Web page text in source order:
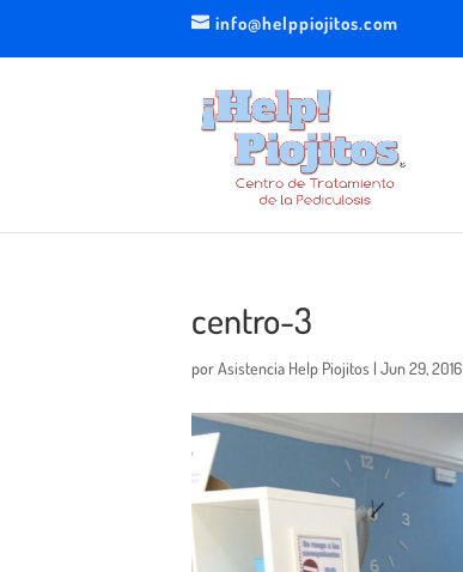
info@helppiojitos.com
centro-3
porAsistencia Help Piojitos | Jun 29, 2016